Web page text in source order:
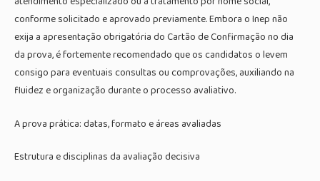
conforme solicitado e aprovado previamente. Embora o Inep não
exija a apresentação obrigatória do Cartão de Confirmação no dia
da prova, é fortemente recomendado que os candidatos o levem
consigo para eventuais consultas ou comprovações, auxiliando na
fluidez e organização durante o processo avaliativo.
A prova prática: datas, formato e áreas avaliadas
Estrutura e disciplinas da avaliação decisiva